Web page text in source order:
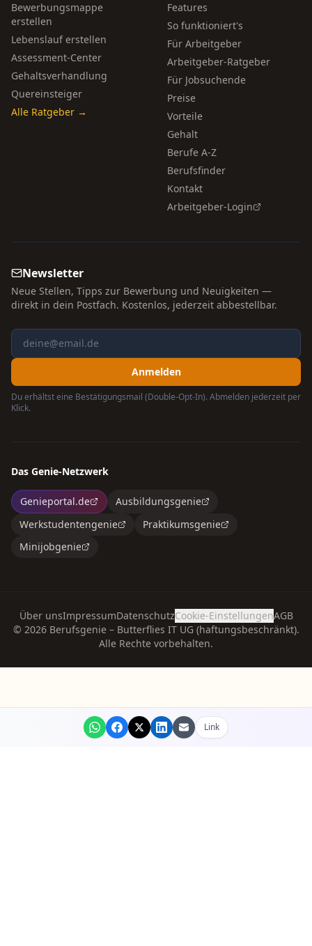
Bewerbungsmappe
erstellen
Lebenslauf erstellen
Assessment-Center
Gehaltsverhandlung
Quereinsteiger
Alle Ratgeber →
Features
So funktioniert's
Für Arbeitgeber
Arbeitgeber-Ratgeber
Für Jobsuchende
Preise
Vorteile
Gehalt
Berufe A-Z
Berufsfinder
Kontakt
Arbeitgeber-Login
Newsletter
Neue Stellen, Tipps zur Bewerbung und Neuigkeiten —
direkt in dein Postfach. Kostenlos, jederzeit abbestellbar.
Anmelden
Du erhältst eine Bestätigungsmail (Double-Opt-In). Abmelden jederzeit per
Klick.
Das Genie-Netzwerk
Genieportal.de
Ausbildungsgenie
Werkstudentengenie
Praktikumsgenie
Minijobgenie
Über unsImpressumDatenschutzCookie-EinstellungenAGB
© 2026Berufsgenie – Butterflies IT UG (haftungsbeschränkt).
Alle Rechte vorbehalten.
Link